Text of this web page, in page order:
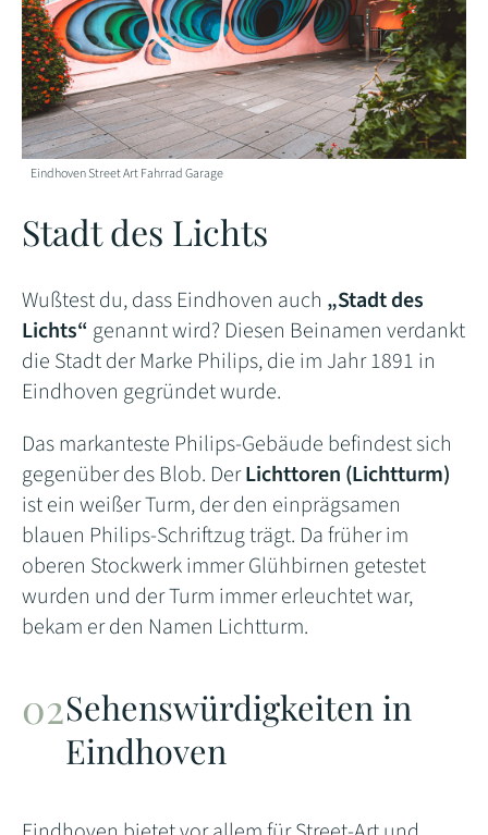
Eindhoven Street Art Fahrrad Garage
Stadt des Lichts
Wußtest du, dass Eindhoven auch „Stadt des
Lichts“ genannt wird? Diesen Beinamen verdankt
die Stadt der Marke Philips, die im Jahr 1891 in
Eindhoven gegründet wurde.
Das markanteste Philips-Gebäude befindest sich
gegenüber des Blob. DerLichttoren (Lichtturm)
ist ein weißer Turm, der den einprägsamen
blauen Philips-Schriftzug trägt. Da früher im
oberen Stockwerk immer Glühbirnen getestet
wurden und der Turm immer erleuchtet war,
bekam er den Namen Lichtturm.
Sehenswürdigkeiten in
Eindhoven